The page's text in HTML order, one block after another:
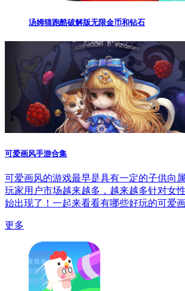
汤姆猫跑酷破解版无限金币和钻石
可爱画风手游合集
可爱画风的游戏最早是具有一定的子供向
玩家用户市场越来越多，越来越多针对女
始出现了！一起来看看有哪些好玩的可爱
更多